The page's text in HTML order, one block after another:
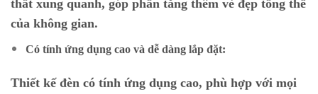
thất xung quanh, góp phần tăng thêm vẻ đẹp tổng thể
của không gian.
Có tính ứng dụng cao và dễ dàng lắp đặt:
Thiết kế đèn có tính ứng dụng cao, phù hợp với mọi